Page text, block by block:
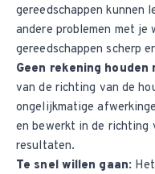
gereedschappen kunnen
andere problemen met je
gereedschappen scherp
Geen rekening
van de richting van de
ongelijkmatige
en bewerkt in de richting
resultaten.
Te snel willen gaan: